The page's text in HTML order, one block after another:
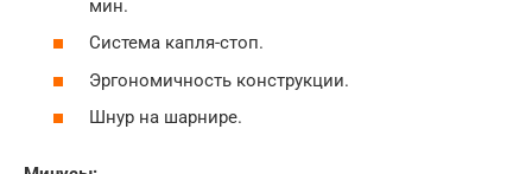
мин.
Система капля-стоп.
Эргономичность конструкции.
Шнур на шарнире.